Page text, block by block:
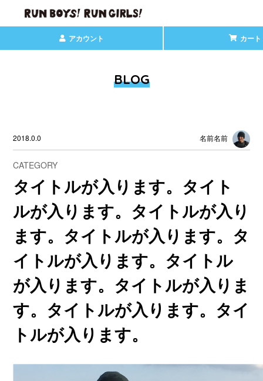
アカウント カート
BLOG
2018.0.0 名前名前
CATEGORY
タイトルが入ります。タイト
ルが入ります。タイトルが入り
ます。タイトルが入ります。タ
イトルが入ります。タイトル
が入ります。タイトルが入りま
す。タイトルが入ります。タイ
トルが入ります。